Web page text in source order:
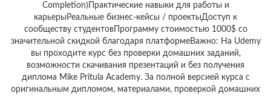
Completion)Практические навыки для работы и
карьерыРеальные бизнес-кейсы / проектыДоступ к
сообществу студентовПрограмму стоимостью 1000$ со
значительной скидкой благодаря платформеВажно: На Udemy
вы проходите курс без проверки домашних заданий,
возможности скачивания презентаций и без получения
диплома Mike Pritula Academy. За полной версией курса с
оригинальным дипломом, материалами, проверкой домашних